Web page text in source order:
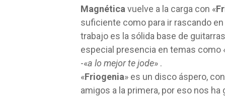
Magnética vuelve a la carga con «
suficiente como para ir rascando
trabajo es la sólida base de
especial presencia en temas como
-«a lo mejor te jode» .
«Friogenia» es un disco áspero,
amigos a la primera, por eso nos